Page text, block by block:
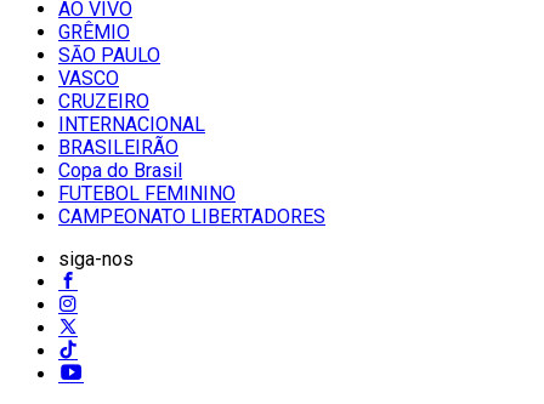
AO VIVO
GRÊMIO
SĀO PAULO
VASCO
CRUZEIRO
INTERNACIONAL
BRASILEIRÃO
Copa do Brasil
FUTEBOL FEMININO
CAMPEONATO LIBERTADORES
siga-nos